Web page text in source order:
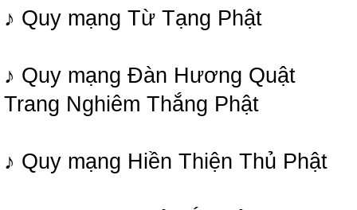
♪ Quy mạng Từ Tạng Phật
♪ Quy mạng Đàn Hương Quật
Trang Nghiêm Thắng Phật
♪ Quy mạng Hiền Thiện Thủ Phật